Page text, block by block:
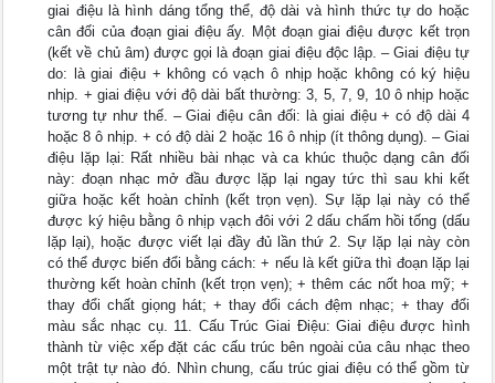
giai điệu là hình dáng tổng thể, độ dài và hình thức tự do hoặc
cân đối của đoạn giai điệu ấy. Một đoạn giai điệu được kết trọn
(kết về chủ âm) được gọi là đoạn giai điệu độc lập. – Giai điệu tự
do: là giai điệu + không có vạch ô nhịp hoặc không có ký hiệu
nhịp. + giai điệu với độ dài bất thường: 3, 5, 7, 9, 10 ô nhịp hoặc
tương tự như thế. – Giai điệu cân đối: là giai điệu + có độ dài 4
hoặc 8 ô nhịp. + có độ dài 2 hoặc 16 ô nhịp (ít thông dụng). – Giai
điệu lặp lại: Rất nhiều bài nhạc và ca khúc thuộc dạng cân đối
này: đoạn nhạc mở đầu được lặp lại ngay tức thì sau khi kết
giữa hoặc kết hoàn chỉnh (kết trọn vẹn). Sự lặp lại này có thể
được ký hiệu bằng ô nhịp vạch đôi với 2 dấu chấm hồi tống (dấu
lặp lại), hoặc được viết lại đầy đủ lần thứ 2. Sự lặp lại này còn
có thể được biến đổi bằng cách: + nếu là kết giữa thì đoạn lặp lại
thường kết hoàn chỉnh (kết trọn vẹn); + thêm các nốt hoa mỹ; +
thay đổi chất giọng hát; + thay đổi cách đệm nhạc; + thay đổi
màu sắc nhạc cụ. 11. Cấu Trúc Giai Điệu: Giai điệu được hình
thành từ việc xếp đặt các cấu trúc bên ngoài của câu nhạc theo
một trật tự nào đó. Nhìn chung, cấu trúc giai điệu có thể gồm từ